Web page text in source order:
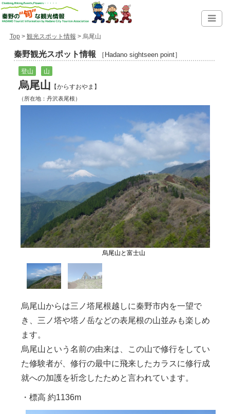
Top> 観光スポット情報 > 烏尾山
秦野観光スポット情報 ［Hadano sightseen point］
登山 山
烏尾山 【からすおやま】
（所在地：丹沢表尾根）
烏尾山と富士山
烏尾山からは三ノ塔尾根越しに秦野市内を一望で
き、三ノ塔や塔ノ岳などの表尾根の山並みも楽しめ
ます。
烏尾山という名前の由来は、この山で修行をしてい
た修験者が、修行の最中に飛来したカラスに修行成
就への加護を祈念したためと言われています。
・標高 約1136m